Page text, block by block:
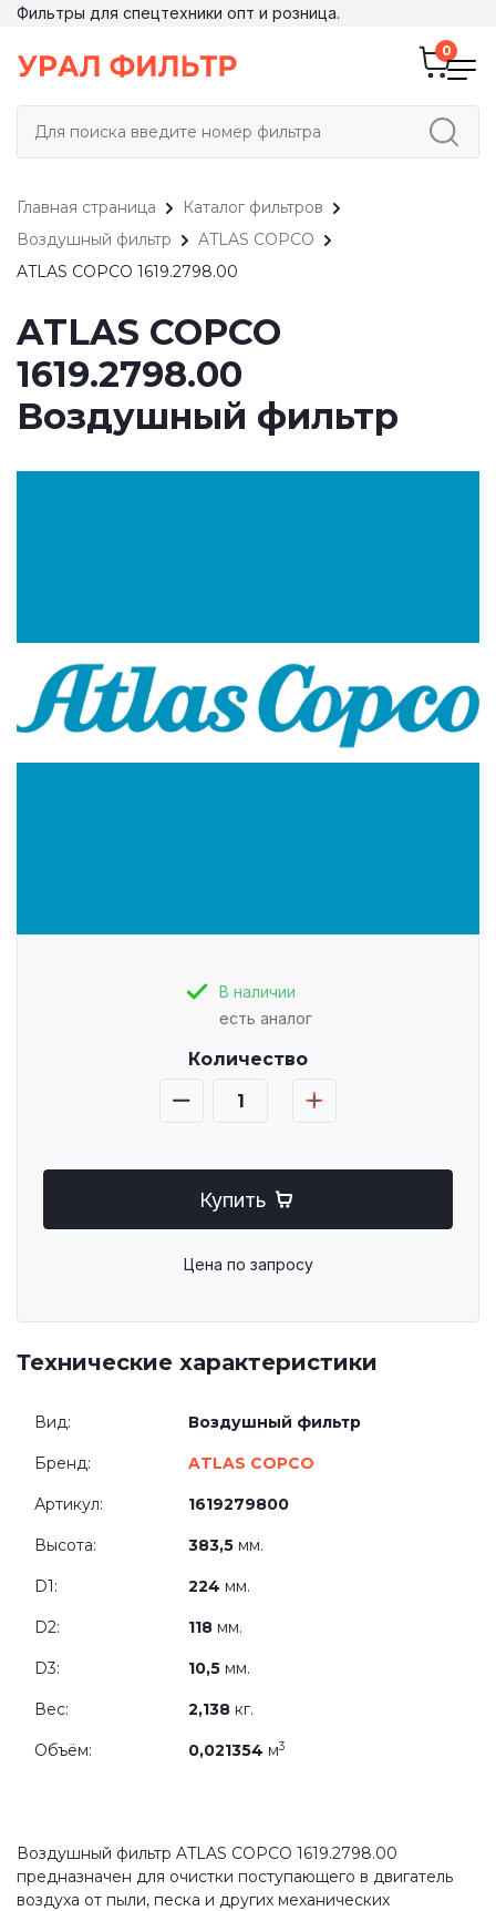
Фильтры для спецтехники опт и розница.
Главная страница
Каталог фильтров
Воздушный фильтр
ATLAS COPCO
ATLAS COPCO 1619.2798.00
ATLAS COPCO
1619.2798.00
Воздушный фильтр
В наличии
есть аналог
Количество
Купить
Цена по запросу
Технические характеристики
Вид: Воздушный фильтр
Бренд: ATLAS COPCO
Артикул: 1619279800
Высота: 383,5 мм.
D1: 224 мм.
D2: 118 мм.
D3: 10,5 мм.
Вес: 2,138 кг.
Объём: 0,021354 м3
Воздушный фильтр ATLAS COPCO 1619.2798.00
предназначен для очистки поступающего в двигатель
воздуха от пыли, песка и других механических